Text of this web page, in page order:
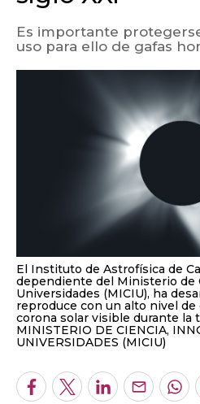
Es importante
uso para ello de gafas
El Instituto de Astrofísica de
dependiente del Ministerio de
Universidades (MICIU), ha
reproduce con un alto nivel
corona solar visible durante la
MINISTERIO DE CIENCIA,
UNIVERSIDADES (MICIU)
Facebook
TwitterLinkedInEnviar